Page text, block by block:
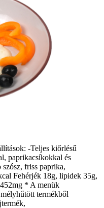
-Teljes kiőrlésű
paprikacsíkokkal és
friss paprika,
Fehérjék 18g, lipidek 35g,
* A menük
termékből